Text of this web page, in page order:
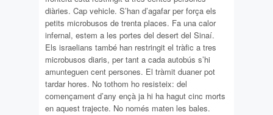
diàries. Cap vehicle. S’han d’agafar per força els
petits microbusos de trenta places. Fa una calor
infernal, estem a les portes del desert del Sinaí.
Els israelians també han restringit el tràfic a tres
microbusos diaris, per tant a cada autobús s’hi
amunteguen cent persones. El tràmit duaner pot
tardar hores. No tothom ho resisteix: del
començament d’any ençà ja hi ha hagut cinc morts
en aquest trajecte. No només maten les bales.